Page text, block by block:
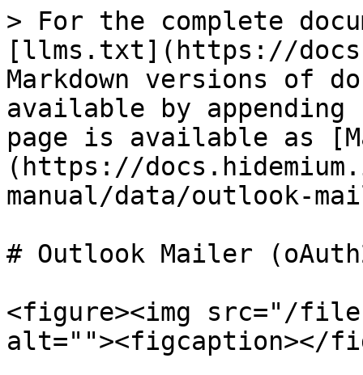
> For the complete
[llms.txt](https://
Markdown versions of
available by
page is available as
(https://
manual/data/outlook-
# Outlook Mailer
<figure><img src="/
alt=""><figcaption></